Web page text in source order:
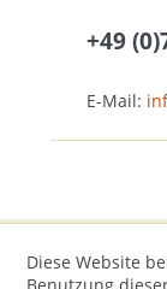
+49
E-Mail:
Diese Website